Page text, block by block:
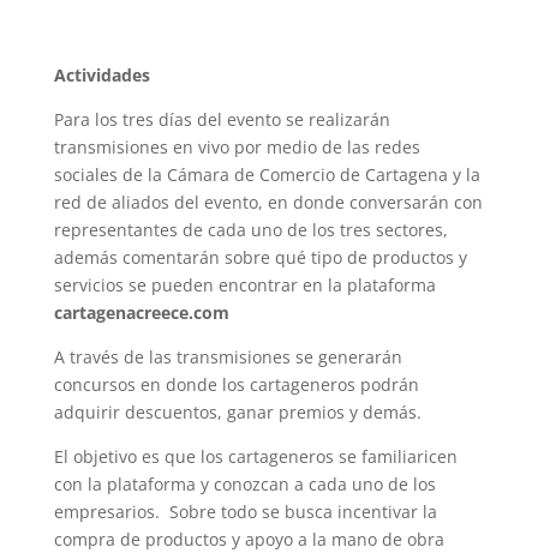
Actividades
Para los tres días del evento se realizarán
transmisiones en vivo por medio de las redes
sociales de la Cámara de Comercio de Cartagena y la
red de aliados del evento, en donde conversarán con
representantes de cada uno de los tres sectores,
además comentarán sobre qué tipo de productos y
servicios se pueden encontrar en la plataforma
cartagenacreece.com
A través de las transmisiones se generarán
concursos en donde los cartageneros podrán
adquirir descuentos, ganar premios y demás.
El objetivo es que los cartageneros se familiaricen
con la plataforma y conozcan a cada uno de los
empresarios. Sobre todo se busca incentivar la
compra de productos y apoyo a la mano de obra